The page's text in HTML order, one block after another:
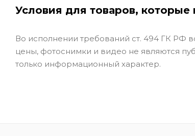
Условия для товаров, которые
Во исполнении требований ст. 494 ГК РФ
цены, фотоснимки и видео не являются
только информационный характер.